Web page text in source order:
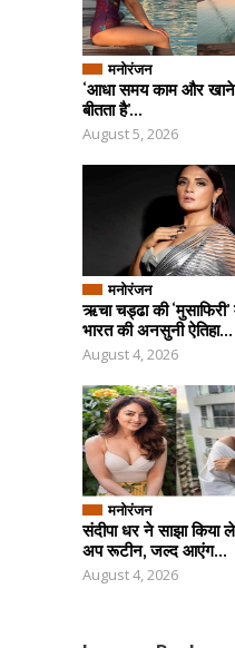
मनोरंजन
‘आधा समय काम और खाने
बीतता है’...
August 5, 2026
मनोरंजन
ऋचा चड्ढा की
भारत की अनसुनी ऐतिहा...
August 4, 2026
मनोरंजन
संदीपा धर ने साझा किया
अप रूटीन, जल्द आएंग...
August 4, 2026